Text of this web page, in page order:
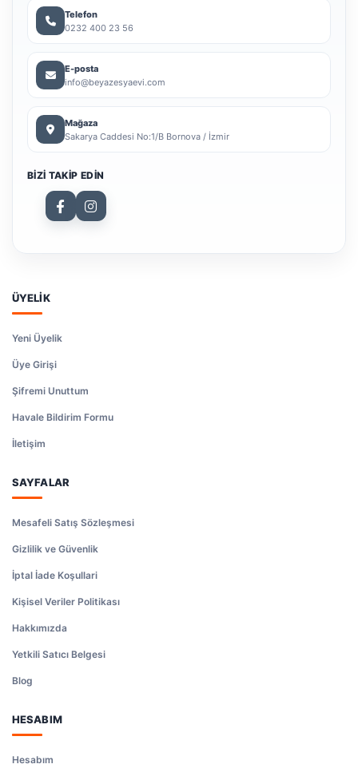
Telefon
0232 400 23 56
E-posta
info@beyazesyaevi.com
Mağaza
Sakarya Caddesi No:1/B Bornova / İzmir
BIZI TAKIP EDIN
ÜYELİK
Yeni Üyelik
Üye Girişi
Şifremi Unuttum
Havale Bildirim Formu
İletişim
SAYFALAR
Mesafeli Satış Sözleşmesi
Gizlilik ve Güvenlik
İptal İade Koşullari
Kişisel Veriler Politikası
Hakkımızda
Yetkili Satıcı Belgesi
Blog
HESABIM
Hesabım